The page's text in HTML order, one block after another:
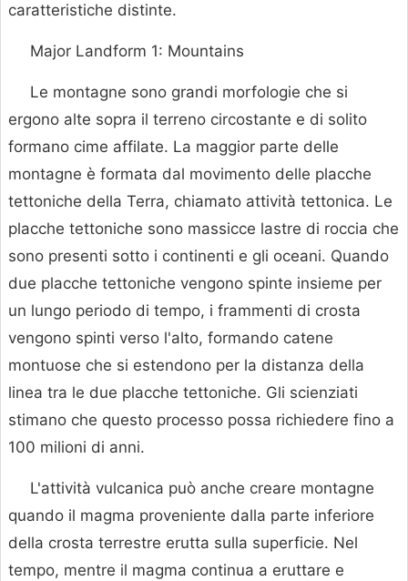
caratteristiche distinte.
Major Landform 1: Mountains
Le montagne sono grandi morfologie che si
ergono alte sopra il terreno circostante e di solito
formano cime affilate. La maggior parte delle
montagne è formata dal movimento delle placche
tettoniche della Terra, chiamato attività tettonica. Le
placche tettoniche sono massicce lastre di roccia che
sono presenti sotto i continenti e gli oceani. Quando
due placche tettoniche vengono spinte insieme per
un lungo periodo di tempo, i frammenti di crosta
vengono spinti verso l'alto, formando catene
montuose che si estendono per la distanza della
linea tra le due placche tettoniche. Gli scienziati
stimano che questo processo possa richiedere fino a
100 milioni di anni.
L'attività vulcanica può anche creare montagne
quando il magma proveniente dalla parte inferiore
della crosta terrestre erutta sulla superficie. Nel
tempo, mentre il magma continua a eruttare e